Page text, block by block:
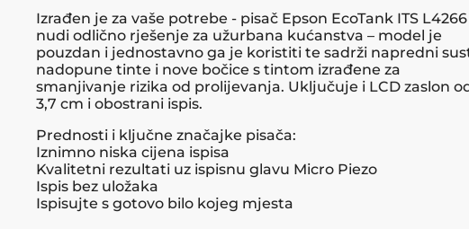
Izrađen je za vaše potrebe - pisač Epson EcoTank ITS L4266
nudi odlično rješenje za užurbana kućanstva – model je
pouzdan i jednostavno ga je koristiti te sadrži napredni
nadopune tinte i nove bočice s tintom izrađene za
smanjivanje rizika od prolijevanja. Uključuje i LCD zaslon
3,7 cm i obostrani ispis.
Prednosti i ključne značajke pisača:
Iznimno niska cijena ispisa
Kvalitetni rezultati uz ispisnu glavu Micro Piezo
Ispis bez uložaka
Ispisujte s gotovo bilo kojeg mjesta